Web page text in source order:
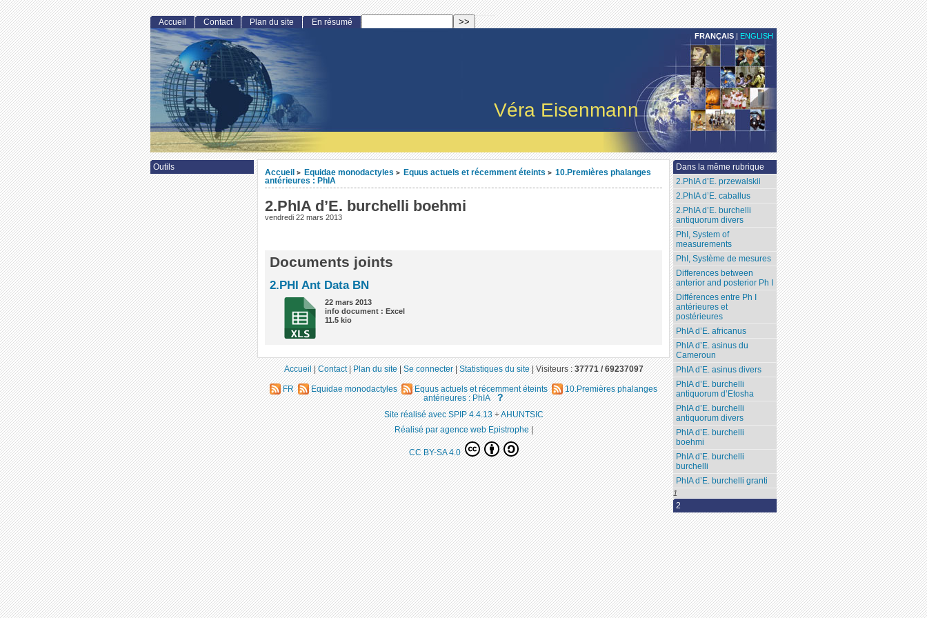
Véra Eisenmann
Accueil > Equidae monodactyles > Equus actuels et récemment éteints > 10.Premières phalanges
antérieures : PhIA
2.PhIA d’E. burchelli boehmi
vendredi 22 mars 2013
Documents joints
2.PHI Ant Data BN
22 mars 2013
info document : Excel
11.5 kio
Dans la même rubrique
2.PhIA d’E. przewalskii
2.PhIA d’E. caballus
2.PhIA d’E. burchelli
antiquorum divers
PhI, System of
measurements
PhI, Système de mesures
Differences between
anterior and posterior Ph I
Différences entre Ph I
antérieures et
postérieures
PhIA d’E. africanus
PhIA d’E. asinus du
Cameroun
PhIA d’E. asinus divers
PhIA d’E. burchelli
antiquorum d’Etosha
PhIA d’E. burchelli
antiquorum divers
PhIA d’E. burchelli
boehmi
PhIA d’E. burchelli
burchelli
PhIA d’E. burchelli granti
1
2
Accueil Contact Plan du site En résumé
Outils
Accueil|Contact|Plan du site|Se connecter|Statistiques du site|Visiteurs :37771 / 69237097
FR Equidae monodactyles Equus actuels et récemment éteints
10.Premières phalanges
antérieures : PhIA
?
Site réalisé avec SPIP 4.4.13+AHUNTSIC
Réalisé par agence web Epistrophe|
CC BY-SA 4.0
FRANÇAIS | ENGLISH